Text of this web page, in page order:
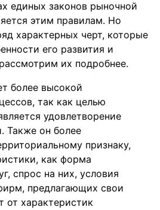
единых законов рыночной
этим правилам. Но
характерных черт, которые
его развития и
их подробнее.
более высокой
так как целью
удовлетворение
Также он более
признаку,
как форма
спрос на них, условия
предлагающих свои
от характеристик